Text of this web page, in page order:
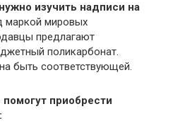
изучить надписи на
маркой мировых
предлагают
поликарбонат.
быть соответствующей.
приобрести